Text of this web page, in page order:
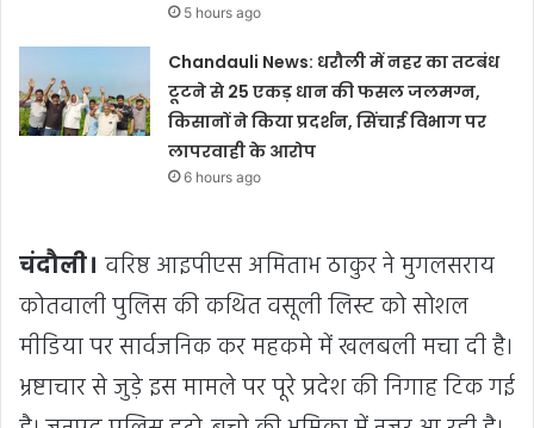
5 hours ago
Chandauli News: धरौली में नहर का तटबंध
टूटने से 25 एकड़ धान की फसल जलमग्न,
किसानों ने किया प्रदर्शन, सिंचाई विभाग पर
लापरवाही के आरोप
6 hours ago
चंदौली। वरिष्ठ आइपीएस अमिताभ ठाकुर ने मुगलसराय
कोतवाली पुलिस की कथित वसूली लिस्ट को सोशल
मीडिया पर सार्वजनिक कर महकमे में खलबली मचा दी है।
भ्रष्टाचार से जुड़े इस मामले पर पूरे प्रदेश की निगाह टिक गई